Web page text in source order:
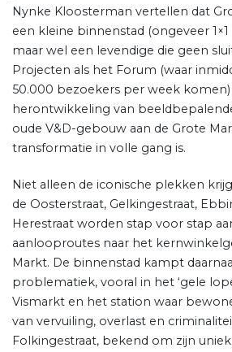
Nynke Kloosterman vertellen dat
een kleine binnenstad (ongeveer
maar wel een levendige die geen
Projecten als het Forum (waar
50.000 bezoekers per week komen)
herontwikkeling van
oude V&D-gebouw aan de Grote
transformatie in volle gang is.
Niet alleen de iconische plekken
de Oosterstraat, Gelkingestraat,
Herestraat worden stap voor stap
aanlooproutes naar het
Markt. De binnenstad kampt
problematiek, vooral in het ‘gele
Vismarkt en het station waar
van vervuiling, overlast en
Folkingestraat, bekend om zijn